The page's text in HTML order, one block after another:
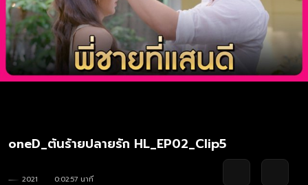
oneD_ต้นร้ายปลายรัก HL_EP02_Clip5
2021
0:02:57 นาที